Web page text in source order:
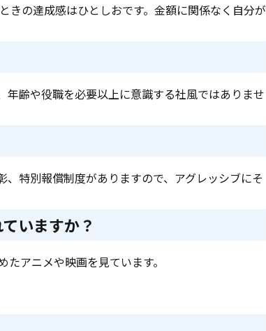
きの達成感はひとしおです。金額に関係なく自分が
齢や役職を必要以上に意識する社風ではありませ
特別報償制度がありますので、アグレッシブにそ
いますか？
アニメや映画を見ています。